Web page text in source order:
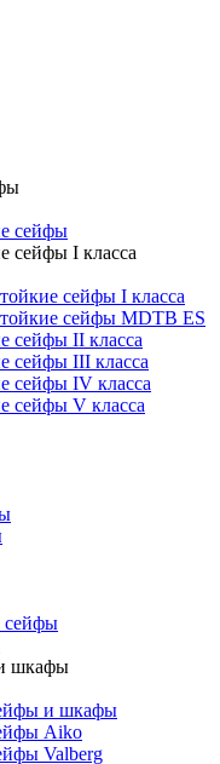
сейфы
сейфы I класса
сейфы I класса
сейфы MDTB ES
сейфы II класса
сейфы III класса
сейфы IV класса
сейфы V класса
сейфы
шкафы
и шкафы
Aiko
Valberg